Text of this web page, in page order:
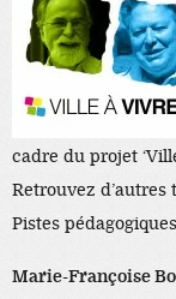
cadre du projet
Retrouvez d’autres
Pistes
Marie-Françoise